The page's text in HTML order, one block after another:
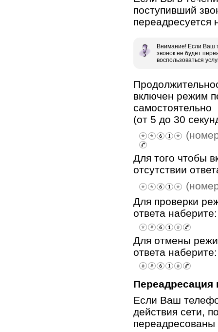
поступивший
Внимание! Если Ваш
звонок не будет
воспользоваться
включен режим
самостоятельно
(от 5 до 30
Для того чтобы
отсутствии
Для проверки
ответа наберите:
Для отмены
ответа наберите:
Переадресация
Если Ваш
действия сети,